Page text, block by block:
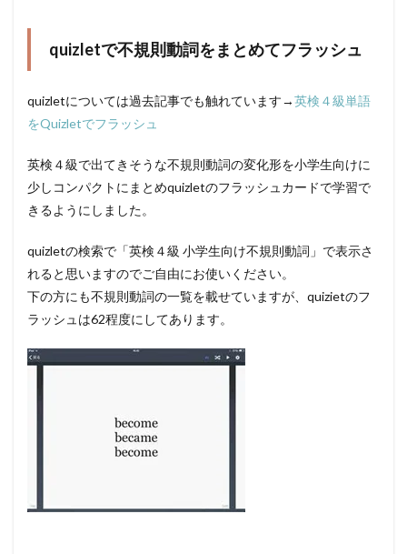
quizletで不規則動詞をまとめてフラッシュ
quizletについては過去記事でも触れています→英検４級単語
をQuizletでフラッシュ
英検４級で出てきそうな不規則動詞の変化形を小学生向けに
少しコンパクトにまとめquizletのフラッシュカードで学習で
きるようにしました。
quizletの検索で「英検４級 小学生向け不規則動詞」で表示さ
れると思いますのでご自由にお使いください。
下の方にも不規則動詞の一覧を載せていますが、quizietのフ
ラッシュは62程度にしてあります。